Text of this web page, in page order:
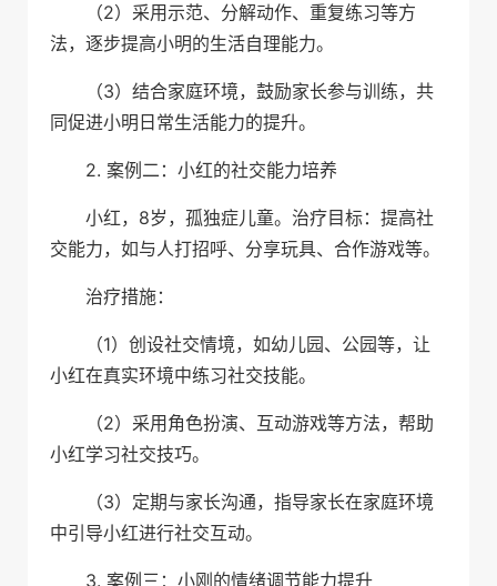
（2）采用示范、分解动作、重复练习等方
法，逐步提高小明的生活自理能力。
（3）结合家庭环境，鼓励家长参与训练，共
同促进小明日常生活能力的提升。
2. 案例二：小红的社交能力培养
小红，8岁，孤独症儿童。治疗目标：提高社
交能力，如与人打招呼、分享玩具、合作游戏等。
治疗措施：
（1）创设社交情境，如幼儿园、公园等，让
小红在真实环境中练习社交技能。
（2）采用角色扮演、互动游戏等方法，帮助
小红学习社交技巧。
（3）定期与家长沟通，指导家长在家庭环境
中引导小红进行社交互动。
3. 案例三：小刚的情绪调节能力提升